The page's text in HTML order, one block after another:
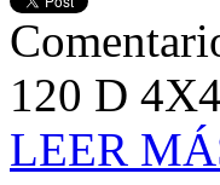
120 D
LEER